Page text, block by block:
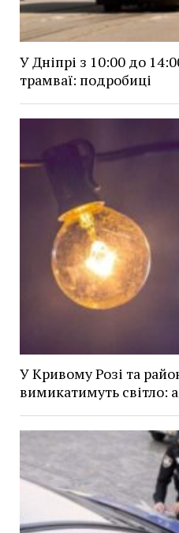
У Дніпрі з 10:00 до
трамваї: подробиці
У Кривому Розі та
вимикатимуть світло: